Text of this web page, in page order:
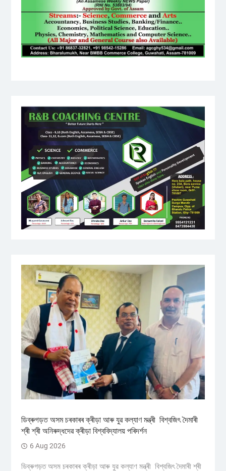
ডিব্ৰুগড়ত অসম চৰকাৰৰ ক্ৰীড়া আৰু যুৱ কল্যাণ মন্ত্ৰী বিশ্বজিৎ দৈমাৰী
শ্ৰী শ্ৰী অনিৰুদ্ধদেৱ ক্ৰীড়া বিশ্ববিদ্যালয় পৰিদৰ্শন
6 Aug 2026
ডিব্ৰুগড়ত অসম চৰকাৰৰ ক্ৰীড়া আৰু যুৱ কল্যাণ মন্ত্ৰী বিশ্বজিৎ দৈমাৰী শ্ৰী